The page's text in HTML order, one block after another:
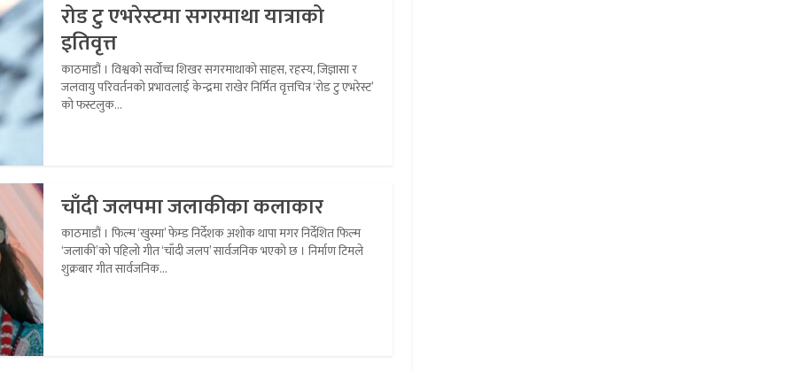
रोड टु एभरेस्टमा सगरमाथा यात्राको
इतिवृत्त
काठमाडौं । विश्वको सर्वोच्च शिखर सगरमाथाको साहस, रहस्य, जिज्ञासा र
जलवायु परिवर्तनको प्रभावलाई केन्द्रमा राखेर निर्मित वृत्तचित्र ‘रोड टु एभरेस्ट’
को फस्टलुक...
चाँदी जलपमा जलाकीका कलाकार
काठमाडौं । फिल्म ‘खुस्मा’ फेम्ड निर्देशक अशोक थापा मगर निर्देशित फिल्म
‘जलाकी’को पहिलो गीत ‘चाँदी जलप’ सार्वजनिक भएको छ । निर्माण टिमले
शुक्रबार गीत सार्वजनिक...